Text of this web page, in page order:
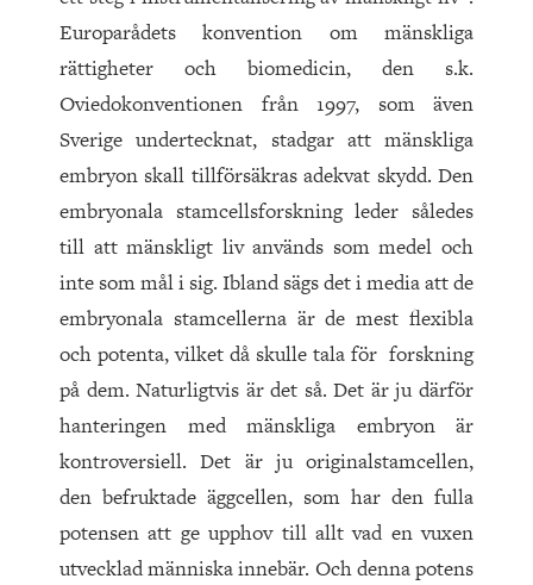
Europarådets konvention om mänskliga
rättigheter och biomedicin, den s.k.
Oviedokonventionen från 1997, som även
Sverige undertecknat, stadgar att mänskliga
embryon skall tillförsäkras adekvat skydd. Den
embryonala stamcellsforskning leder således
till att mänskligt liv används som medel och
inte som mål i sig. Ibland sägs det i media att de
embryonala stamcellerna är de mest flexibla
och potenta, vilket då skulle tala för forskning
på dem. Naturligtvis är det så. Det är ju därför
hanteringen med mänskliga embryon är
kontroversiell. Det är ju originalstamcellen,
den befruktade äggcellen, som har den fulla
potensen att ge upphov till allt vad en vuxen
utvecklad människa innebär. Och denna potens